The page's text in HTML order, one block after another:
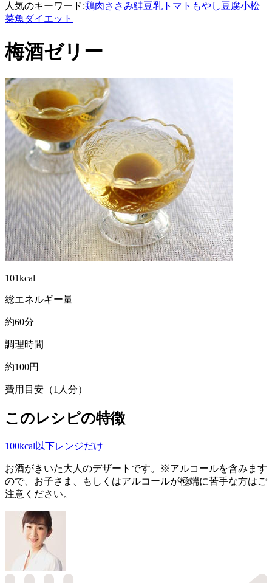
人気のキーワード:鶏肉ささみ鮭豆乳 トマト もやし豆腐小松
菜魚ダイエット
梅酒ゼリー
101kcal
総エネルギー量
約60分
調理時間
約100円
費用目安（1人分）
このレシピの特徴
100kcal以下レンジだけ
お酒がきいた大人のデザートです。 ※アルコールを含みます
ので、お子さま、もしくはアルコールが極端に苦手な方はご
注意ください。